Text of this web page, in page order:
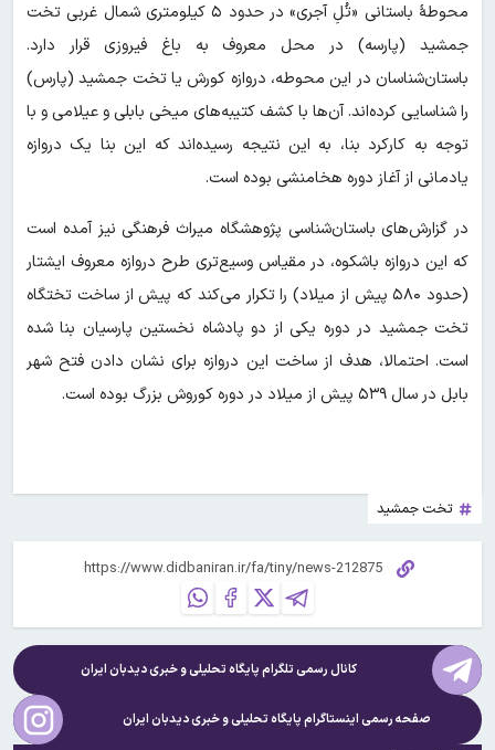
محوطۀ باستانی «تُلِ آجری» در حدود ۵ کیلومتری شمال غربی تخت
جمشید (پارسه) در محل معروف به باغ فیروزی قرار دارد.
باستان‌شناسان در این محوطه، دروازه کورش یا تخت جمشید (پارس)
را شناسایی کرده‌اند. آن‌ها با کشف کتیبه‌های میخی بابلی و عیلامی و با
توجه به کارکرد بنا، به این نتیجه رسیده‌اند که این بنا یک دروازه
یادمانی از آغاز دوره هخامنشی بوده است.
در گزارش‌های باستان‌شناسی پژوهشگاه میراث فرهنگی نیز آمده است
که این دروازه باشکوه، در مقیاس وسیع‌تری طرح دروازه معروف ایشتار
(حدود ۵۸۰ پیش از میلاد) را تکرار می‌کند که پیش از ساخت تختگاه
تخت جمشید در دوره یکی از دو پادشاه نخستین پارسیان بنا شده
است. احتمالا، هدف از ساخت این دروازه برای نشان دادن فتح شهر
بابل در سال ۵۳۹ پیش از میلاد در دوره کوروش بزرگ بوده است.
تخت جمشید
کانال رسمی تلگرام پایگاه تحلیلی و خبریدیدبان ایران
صفحه رسمی اینستاگرام پایگاه تحلیلی و خبریدیدبان ایران